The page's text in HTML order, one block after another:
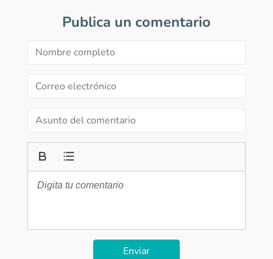
Publica un comentario
Enviar